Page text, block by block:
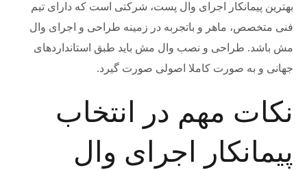
بهترین پیمانکار اجرای وال پست، شرکتی است که دارای تیم
فنی متخصص، ماهر و باتجربه در زمینه طراحی و اجرای وال
مش باشد. طراحی و نصب وال مش باید طبق استانداردهای
جهانی و به صورت کاملا اصولی صورت گیرد.
نکات مهم در انتخاب
پیمانکار اجرای وال